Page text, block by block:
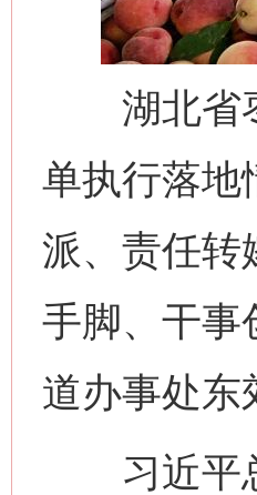
湖北省枣
单执行落地
派、责任转
手脚、干事
道办事处东
习近平总